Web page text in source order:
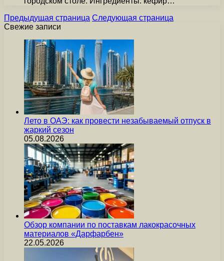
Предыдущая страница Следующая страница
Свежие записи
Лето в ОАЭ: как провести незабываемый отпуск в
жаркий сезон
05.08.2026
Обзор компании по поставкам лакокрасочных
материалов «Дарфарбен»
22.05.2026